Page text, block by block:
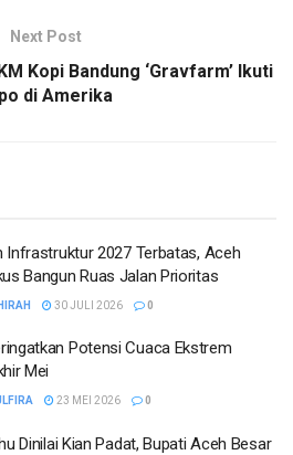
Next Post
Kopi Bandung ‘Gravfarm’ Ikuti
di Amerika
Infrastruktur 2027 Terbatas, Aceh
Bangun Ruas Jalan Prioritas
30 JULI 2026 0
Potensi Cuaca Ekstrem
Mei
23 MEI 2026 0
Dinilai Kian Padat, Bupati Aceh Besar